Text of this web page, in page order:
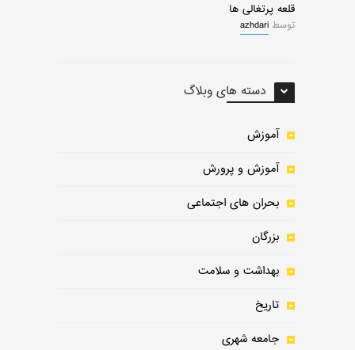
قلعه پرتغالی ها
توسطazhdari
دسته های وبلاگ
آموزش
آموزش و پرورش
بحران های اجتماعی
بزرگان
بهداشت و سلامت
تاریخ
جامعه شهری